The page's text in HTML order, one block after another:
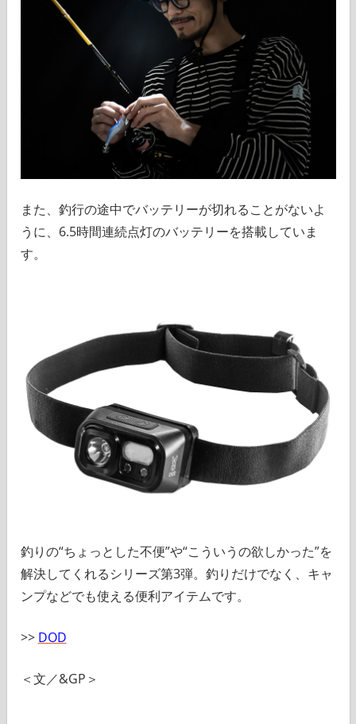
また、釣行の途中でバッテリーが切れることがないよ
うに、6.5時間連続点灯のバッテリーを搭載していま
す。
釣りの“ちょっとした不便”や“こういうの欲しかった”を
解決してくれるシリーズ第3弾。釣りだけでなく、キャ
ンプなどでも使える便利アイテムです。
>> DOD
＜文／&GP＞